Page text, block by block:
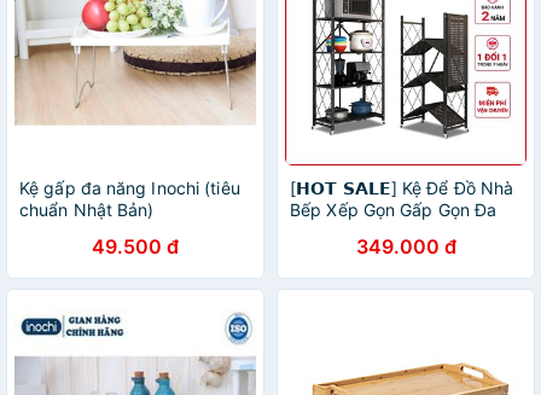
Kệ gấp đa năng Inochi (tiêu
chuẩn Nhật Bản)
49.500 đ
[𝗛𝗢𝗧 𝗦𝗔𝗟𝗘] Kệ Để Đồ Nhà
Bếp Xếp Gọn Gấp Gọn Đa
kệ trang trí Có Bánh Xe Di
Động
349.000 đ